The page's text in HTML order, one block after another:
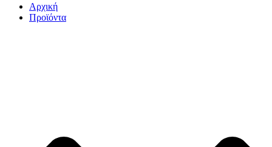
Αρχική
Προϊόντα